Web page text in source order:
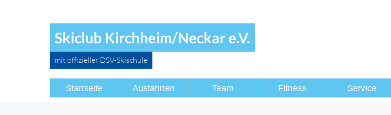
Skiclub Kirchheim/Neckar e.V.
mit offizieller DSV-Skischule
Startseite Ausfahrten Team Fitness Service